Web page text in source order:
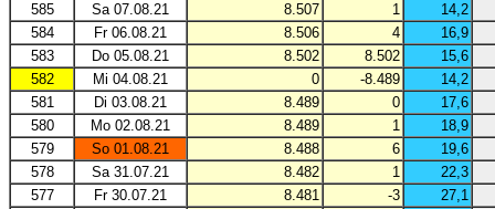
585
Sa 07.08.21 8.507 1
14,2
584
Fr 06.08.21 8.506 4
16,9
583
Do 05.08.21 8.502 8.502
15,6
582
Mi 04.08.21 0 -8.489
14,2
581
Di 03.08.21 8.489 0
17,6
580
Mo 02.08.21 8.489 1
18,9
579
So 01.08.21 8.488 6
19,6
578
Sa 31.07.21 8.482 1
22,3
577
Fr 30.07.21 8.481 -3
27,1